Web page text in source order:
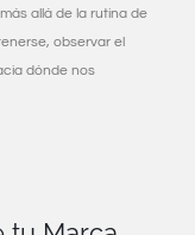
allá de la rutina de
observar el
dónde nos